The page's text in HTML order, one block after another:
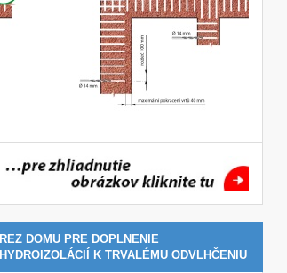
REZ DOMU PRE DOPLNENIE
HYDROIZOLÁCIÍ K TRVALÉMU ODVLHČENIU